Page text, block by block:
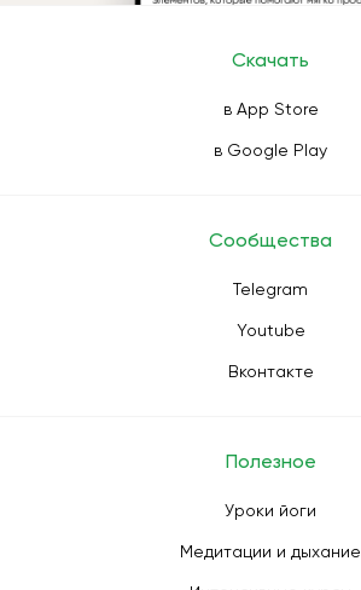
Скачать
в App Store
в Google Play
Сообщества
Telegram
Youtube
Вконтакте
Полезное
Уроки йоги
Медитации и дыхание